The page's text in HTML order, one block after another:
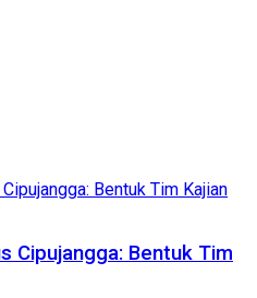
Cipujangga: Bentuk Tim